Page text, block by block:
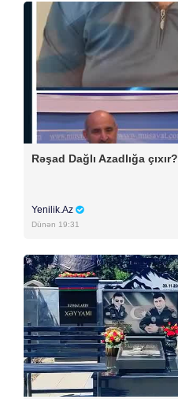
Rəşad Dağlı Azadlığa çıxır?
Yenilik.Az
Dünən 19:31